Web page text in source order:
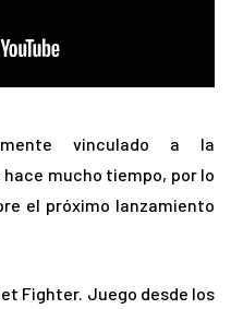
vinculado a la
hace mucho tiempo, por lo
el próximo lanzamiento
Fighter. Juego desde los